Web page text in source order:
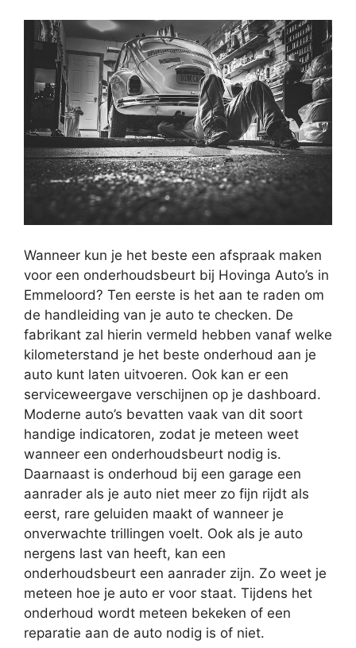
Wanneer kun je het beste een afspraak maken
voor een onderhoudsbeurt bij Hovinga Auto’s in
Emmeloord? Ten eerste is het aan te raden om
de handleiding van je auto te checken. De
fabrikant zal hierin vermeld hebben vanaf welke
kilometerstand je het beste onderhoud aan je
auto kunt laten uitvoeren. Ook kan er een
serviceweergave verschijnen op je dashboard.
Moderne auto’s bevatten vaak van dit soort
handige indicatoren, zodat je meteen weet
wanneer een onderhoudsbeurt nodig is.
Daarnaast is onderhoud bij een garage een
aanrader als je auto niet meer zo fijn rijdt als
eerst, rare geluiden maakt of wanneer je
onverwachte trillingen voelt. Ook als je auto
nergens last van heeft, kan een
onderhoudsbeurt een aanrader zijn. Zo weet je
meteen hoe je auto er voor staat. Tijdens het
onderhoud wordt meteen bekeken of een
reparatie aan de auto nodig is of niet.